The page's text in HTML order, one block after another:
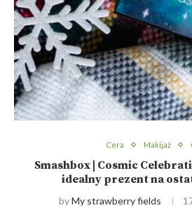
Cera Makijaż
Smashbox | Cosmic
idealny prezent na
byMy strawberry fields